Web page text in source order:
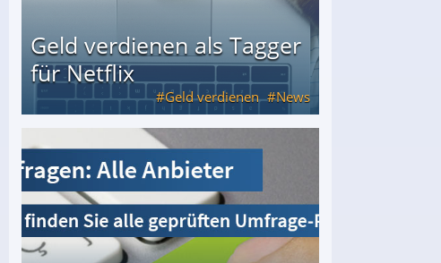
Geld verdienen als Tagger
für Netflix
Geld verdienen News